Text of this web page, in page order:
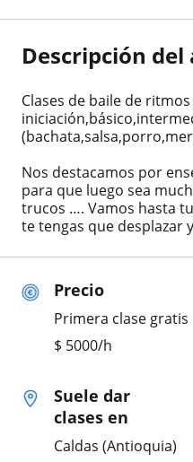
Precio
Primera clase gratis
$ 5000/h
Suele dar
clases en
Caldas (Antioquia)
Descripción
Clases de baile de
Nos destacamos por
para que luego sea
trucos …. Vamos hasta
te tengas que desplazar